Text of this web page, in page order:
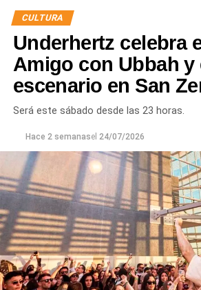
¿deseo o mandato?.
participará la periodista y escritora
con su obra Montoneros, una historia
La programación continuará el
con el psicólogo Marcelo Rocha, la
Rivero y el guionista y escritor
El cierre,el domingo 4 de octubre,
protagonistas a la psicóloga
reinvenciones laborales Claudina
Inteligencia laboral,y al historiador
presentará 76: Crónica de un año
historia para siempre.
Además de las presentaciones de
exposiciones, charlas, talleres y
CULTURA
Underhertz celebra
Amigo con Ubbah y
escenario en San
Será este sábado desde las 23 horas.
Hace 2 semanasel 24/07/2026